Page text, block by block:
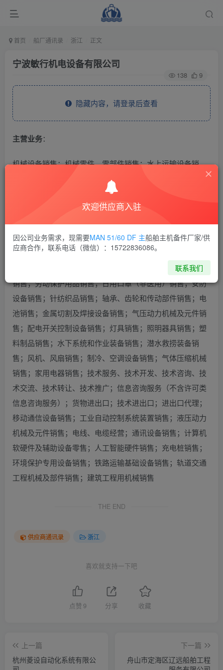
首页 船厂通讯录 浙江 正文
宁波敏行机电设备有限公司
138 9
隐藏内容，请登录后查看
主营业务：
机械设备销售；机械零件、零部件销售；水上运输设备销
售；水上运输设备零配件销售；电子元器件批发；电子元器
件零售；电气设备销售；发电机及发电机组销售；仪器仪表
销售；阀门和旋塞销售；海洋工程装备销售；泵及真空设备
销售；润滑油销售；涂料销售（不含危险化学品）；金属丝
绳及其制品销售；船舶销售；五金产品批发；五金产品零
售；化工产品销售（不含许可类化工产品）；橡胶制品销
售；密封件销售；办公用品销售；日用百货销售；消防器材
销售；劳动保护用品销售；日用口罩（非医用）销售；安防
设备销售；针纺织品销售；轴承、齿轮和传动部件销售；电
池销售；金属切割及焊接设备销售；气压动力机械及元件销
售；配电开关控制设备销售；灯具销售；照明器具销售；塑
料制品销售；水下系统和作业装备销售；潜水救捞装备销
售；风机、风扇销售；制冷、空调设备销售；气体压缩机械
销售；家用电器销售；技术服务、技术开发、技术咨询、技
术交流、技术转让、技术推广；信息咨询服务（不含许可类
信息咨询服务）；货物进出口；技术进出口；进出口代理；
移动通信设备销售；工业自动控制系统装置销售；液压动力
机械及元件销售；电线、电缆经营；通讯设备销售；计算机
软硬件及辅助设备零售；人工智能硬件销售；充电桩销售；
环境保护专用设备销售；铁路运输基础设备销售；轨道交通
工程机械及部件销售；建筑工程用机械销售
THE END
供应商通讯录 浙江
喜欢就支持一下吧
点赞 9 分享 收藏
上一篇
杭州菱设自动化系统有限公
下一篇
舟山市定海区辽远船舶工程
欢迎供应商入驻
因公司业务需求，现需要MAN 51/60 DF 主船舶主机备件厂家/供
应商合作，联系电话（微信）：15722836086。
联系我们